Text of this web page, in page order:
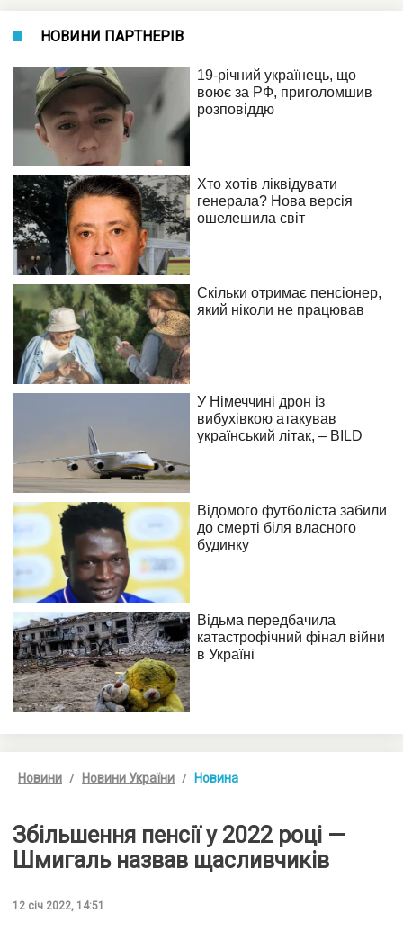
НОВИНИ ПАРТНЕРІВ
Новини Новини України Новина
Збільшення пенсії у 2022 році —
Шмигаль назвав щасливчиків
12 січ 2022, 14:51